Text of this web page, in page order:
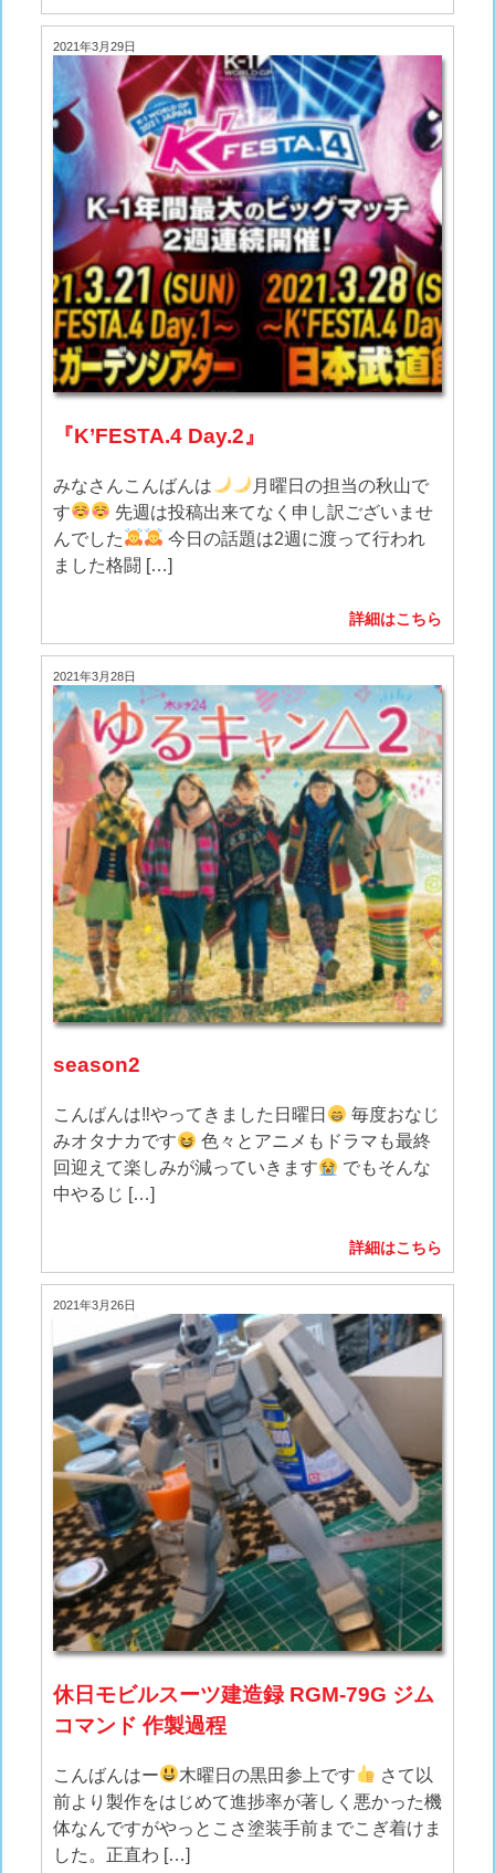
2021年3月29日
『K’FESTA.4 Day.2』
みなさんこんばんは
月曜日の担当の秋山で
す
先週は投稿出来てなく申し訳ございませ
んでした
今日の話題は2週に渡って行われ
ました格闘 […]
詳細はこちら
2021年3月28日
season2
こんばんは‼︎やってきました日曜日
毎度おなじ
みオタナカです
色々とアニメもドラマも最終
回迎えて楽しみが減っていきます
でもそんな
中やるじ […]
詳細はこちら
2021年3月26日
休日モビルスーツ建造録 RGM-79G ジム
コマンド 作製過程
こんばんはー 木曜日の黒田参上です
さて以
前より製作をはじめて進捗率が著しく悪かった機
体なんですがやっとこさ塗装手前までこぎ着けま
した。正直わ […]